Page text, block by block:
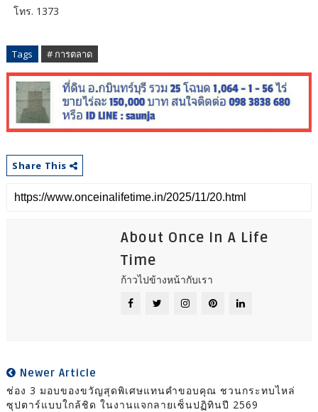
โทร. 1373
Tags # การตลาด
Share This
About Once In A Life
Time
ก้าวไปข้างหน้ากับเรา
Newer Article
ช่อง 3 มอบของขวัญสุดพิเศษแทนคำขอบคุณ ชวนกระทบไหล่
ซุปตาร์แบบใกล้ชิด ในงานแจกลายเซ็นปฏิทินปี 2569